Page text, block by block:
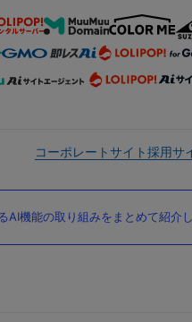
コーポレートサイト採用サ
機能の取り組みをまとめて紹介し